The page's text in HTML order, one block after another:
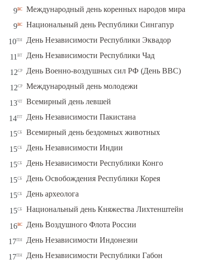
9вс Международный день коренных народов мира
9вс Национальный день Республики Сингапур
10пн День Независимости Республики Эквадор
11 вт День Независимости Республики Чад
12ср День Военно-воздушных сил РФ (День ВВС)
12ср Международный день молодежи
13чт Всемирный день левшей
14пт День Независимости Пакистана
15сб Всемирный день бездомных животных
15сб День Независимости Индии
15сб День Независимости Республики Конго
15сб День Освобождения Республики Корея
15сб День археолога
15сб Национальный день Княжества Лихтенштейн
16вс День Воздушного Флота России
17пн День Независимости Индонезии
17пн День Независимости Республики Габон